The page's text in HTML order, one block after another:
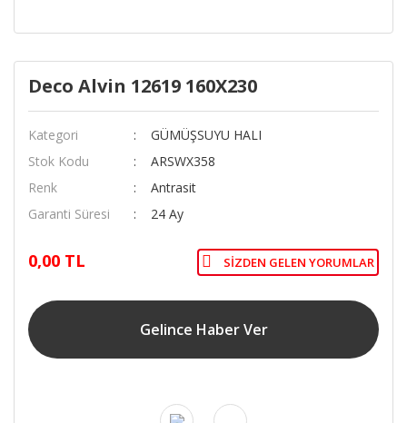
Deco Alvin 12619 160X230
Kategori
GÜMÜŞSUYU HALI
Stok Kodu
ARSWX358
Renk
Antrasit
Garanti Süresi
24 Ay
0,00 TL SIZDEN GELEN YORUMLAR
Gelince Haber Ver